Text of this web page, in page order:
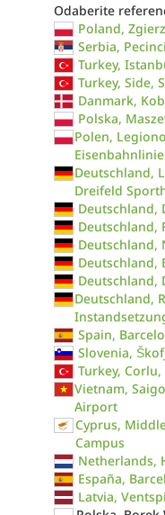
Odaberite
Poland,
Serbia,
Turkey,
Turkey, Side,
Danmark,
Polska,
Polen,
Deutschland,
Dreifeld
Deutschland,
Deutschland,
Deutschland,
Deutschland,
Deutschland,
Deutschland,
Spain,
Slovenia,
Turkey,
Vietnam,
Airport
Cyprus,
Campus
Netherlands,
España,
Latvia,